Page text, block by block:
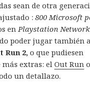
sean de otra
:800 Microsoft
enPlaystation Network
poder jugar también
Run 2, o que pudiesen
más extras: elOut Run
un detallazo.